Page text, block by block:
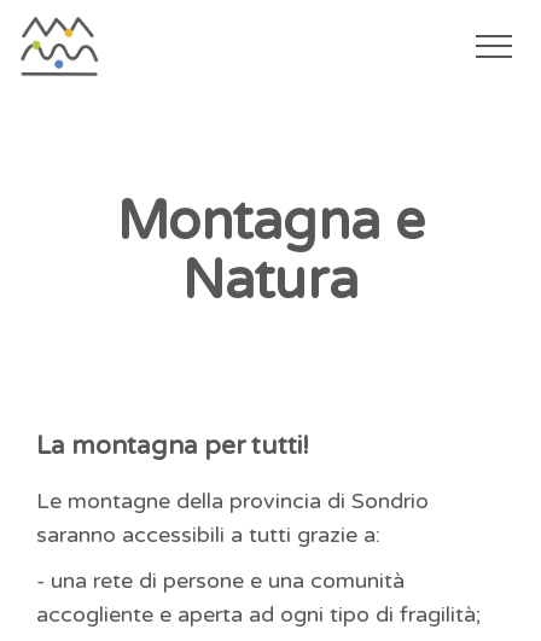
Montagna e
Natura
La montagna per tutti!
Le montagne della provincia di Sondrio
saranno accessibili a tutti grazie a:
- una rete di persone e una comunità
accogliente e aperta ad ogni tipo di fragilità;